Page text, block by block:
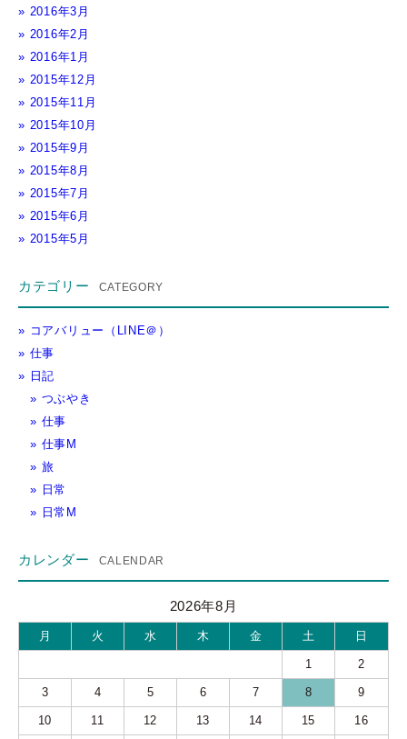
2016年3月
2016年2月
2016年1月
2015年12月
2015年11月
2015年10月
2015年9月
2015年8月
2015年7月
2015年6月
2015年5月
カテゴリー
コアバリュー（LINE＠）
仕事
日記
つぶやき
仕事
仕事M
旅
日常
日常M
カレンダー
2026年8月
月 火 水 木 金 土 日
1 2
3 4 5 6 7 8 9
10 11 12 13 14 15 16